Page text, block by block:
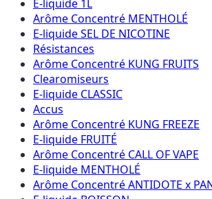
E-liquide 1L
Arôme Concentré MENTHOLÉ
E-liquide SEL DE NICOTINE
Résistances
Arôme Concentré KUNG FRUITS
Clearomiseurs
E-liquide CLASSIC
Accus
Arôme Concentré KUNG FREEZE
E-liquide FRUITÉ
Arôme Concentré CALL OF VAPE
E-liquide MENTHOLÉ
Arôme Concentré ANTIDOTE x